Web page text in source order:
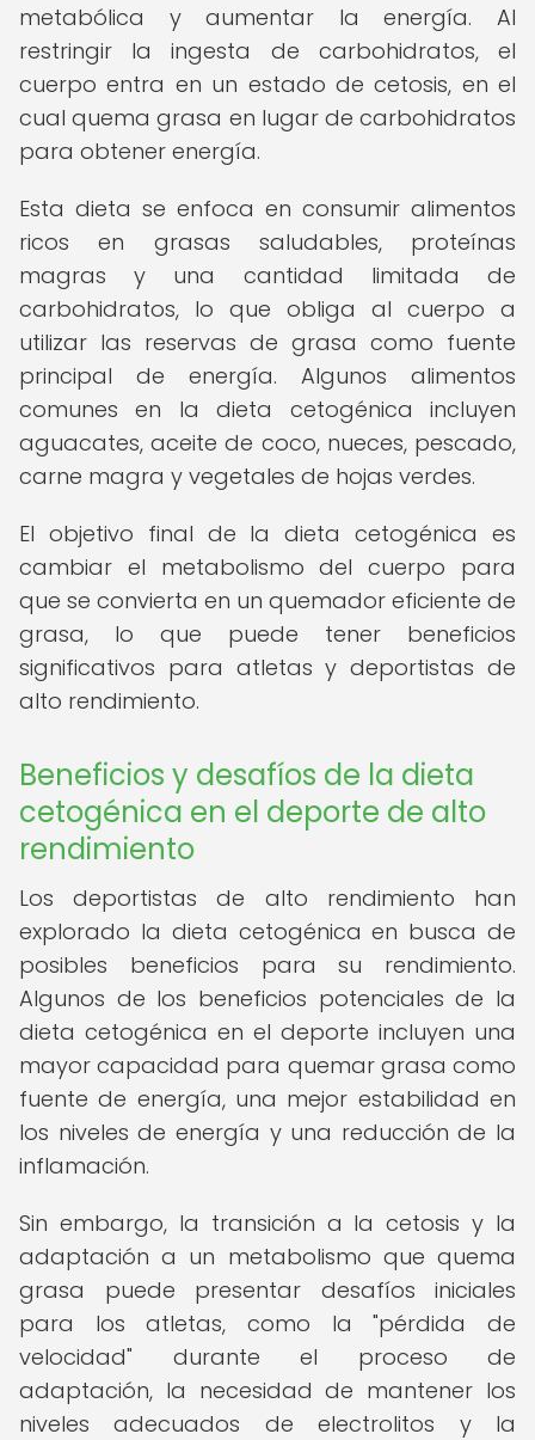
metabólica y aumentar la energía. Al
restringir la ingesta de carbohidratos, el
cuerpo entra en un estado de cetosis, en el
cual quema grasa en lugar de carbohidratos
para obtener energía.
Esta dieta se enfoca en consumir alimentos
ricos en grasas saludables, proteínas
magras y una cantidad limitada de
carbohidratos, lo que obliga al cuerpo a
utilizar las reservas de grasa como fuente
principal de energía. Algunos alimentos
comunes en la dieta cetogénica incluyen
aguacates, aceite de coco, nueces, pescado,
carne magra y vegetales de hojas verdes.
El objetivo final de la dieta cetogénica es
cambiar el metabolismo del cuerpo para
que se convierta en un quemador eficiente de
grasa, lo que puede tener beneficios
significativos para atletas y deportistas de
alto rendimiento.
Beneficios y desafíos de la dieta
cetogénica en el deporte de alto
rendimiento
Los deportistas de alto rendimiento han
explorado la dieta cetogénica en busca de
posibles beneficios para su rendimiento.
Algunos de los beneficios potenciales de la
dieta cetogénica en el deporte incluyen una
mayor capacidad para quemar grasa como
fuente de energía, una mejor estabilidad en
los niveles de energía y una reducción de la
inflamación.
Sin embargo, la transición a la cetosis y la
adaptación a un metabolismo que quema
grasa puede presentar desafíos iniciales
para los atletas, como la "pérdida de
velocidad" durante el proceso de
adaptación, la necesidad de mantener los
niveles adecuados de electrolitos y la